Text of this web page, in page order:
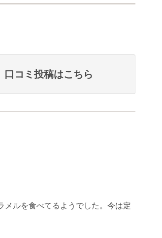
口コミ投稿はこちら
メルを食べてるようでした。今は定